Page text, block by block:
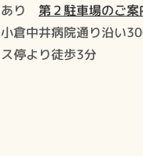
あり 第２駐車場のご案
小倉中井病院通り沿い
ス停より徒歩3分